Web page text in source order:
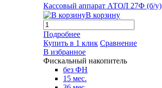
Кассовый аппарат АТОЛ 27Ф (б/у)
В корзину
Подробнее
Купить в 1 клик Сравнение
В избранное
Фискальный накопитель
без ФН
15 мес.